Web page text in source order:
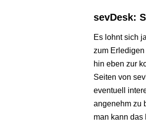
sevDesk:
Es lohnt sich
zum
hin eben zur
Seiten von
eventuell
angenehm zu
man kann das